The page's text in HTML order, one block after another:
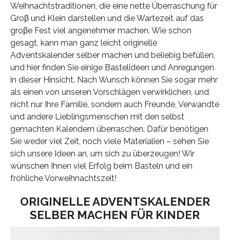
Weihnachtstraditionen, die eine nette Überraschung für
Groβ und Klein darstellen und die Wartezeit auf das
groβe Fest viel angenehmer machen. Wie schon
gesagt, kann man ganz leicht originelle
Adventskalender selber machen und beliebig befüllen,
und hier finden Sie einige Bastelideen und Anregungen
in dieser Hinsicht. Nach Wunsch können Sie sogar mehr
als einen von unseren Vorschlägen verwirklichen, und
nicht nur Ihre Familie, sondern auch Freunde, Verwandte
und andere Lieblingsmenschen mit den selbst
gemachten Kalendern überraschen. Dafür benötigen
Sie weder viel Zeit, noch viele Materialien – sehen Sie
sich unsere Ideen an, um sich zu überzeugen! Wir
wünschen Ihnen viel Erfolg beim Basteln und ein
fröhliche Vorweihnachtszeit!
ORIGINELLE ADVENTSKALENDER
SELBER MACHEN FÜR KINDER